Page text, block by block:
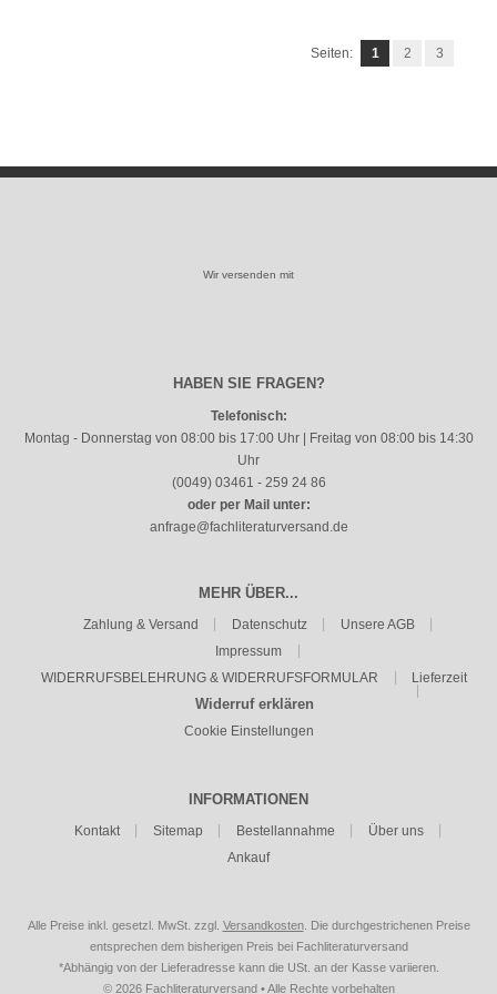
Seiten: 1 2 3
Wir versenden mit
HABEN SIE FRAGEN?
Telefonisch:
Montag - Donnerstag von 08:00 bis 17:00 Uhr | Freitag von 08:00 bis 14:30
Uhr
(0049) 03461 - 259 24 86
oder per Mail unter:
anfrage@fachliteraturversand.de
MEHR ÜBER...
Zahlung & Versand Datenschutz
Unsere AGB
Impressum
WIDERRUFSBELEHRUNG & WIDERRUFSFORMULAR
Lieferzeit
Widerruf erklären
Cookie Einstellungen
INFORMATIONEN
Kontakt Sitemap Bestellannahme
Über uns
Ankauf
Alle Preise inkl. gesetzl. MwSt. zzgl. Versandkosten. Die durchgestrichenen Preise
entsprechen dem bisherigen Preis bei Fachliteraturversand
*Abhängig von der Lieferadresse kann die USt. an der Kasse variieren.
© 2026 Fachliteraturversand • Alle Rechte vorbehalten